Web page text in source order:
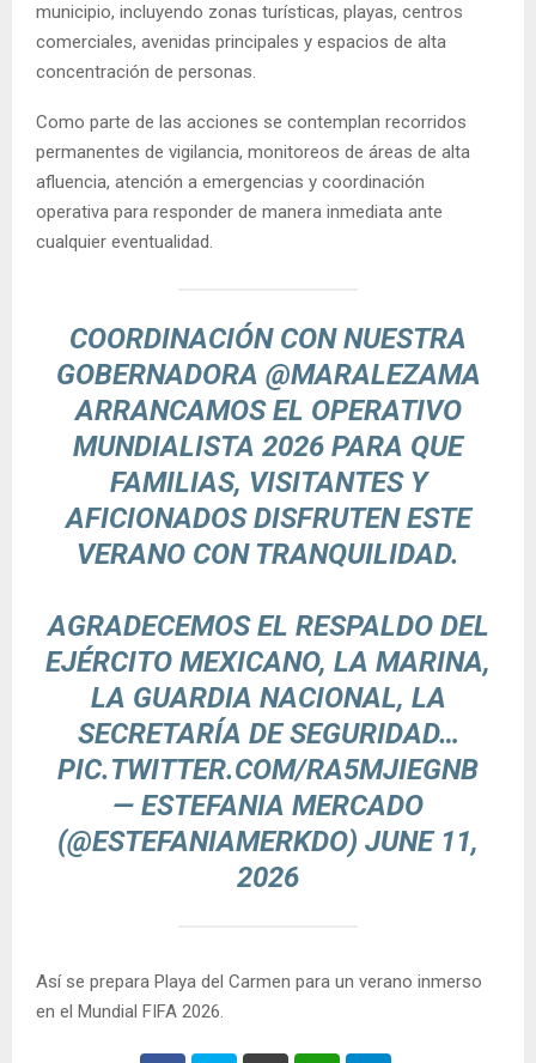
municipio, incluyendo zonas turísticas, playas, centros
comerciales, avenidas principales y espacios de alta
concentración de personas.
Como parte de las acciones se contemplan recorridos
permanentes de vigilancia, monitoreos de áreas de alta
afluencia, atención a emergencias y coordinación
operativa para responder de manera inmediata ante
cualquier eventualidad.
COORDINACIÓN CON NUESTRA
GOBERNADORA @MARALEZAMA
ARRANCAMOS EL OPERATIVO
MUNDIALISTA 2026 PARA QUE
FAMILIAS, VISITANTES Y
AFICIONADOS DISFRUTEN ESTE
VERANO CON TRANQUILIDAD.
AGRADECEMOS EL RESPALDO DEL
EJÉRCITO MEXICANO, LA MARINA,
LA GUARDIA NACIONAL, LA
SECRETARÍA DE SEGURIDAD…
PIC.TWITTER.COM/RA5MJIEGNB
— ESTEFANIA MERCADO
(@ESTEFANIAMERKDO) JUNE 11,
2026
Así se prepara Playa del Carmen para un verano inmerso
en el Mundial FIFA 2026.